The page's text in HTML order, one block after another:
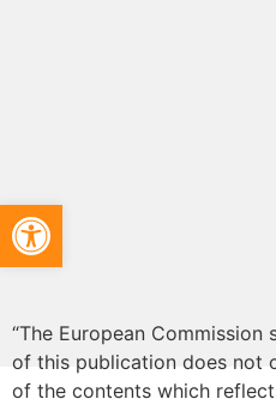
“The European
of this publication does not
of the contents which
Apri la barra